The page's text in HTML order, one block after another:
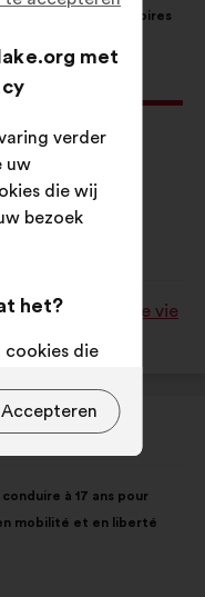
liens entre les territoires
Neutraal
:
Dit
als:
Geen mening
:keer
Niet begrepen
:keer
les conditions de vie
à 17 ans pour
mobilité et en liberté
met
verder
uw
die wij
bezoek
het?
cookies die
Accepteren